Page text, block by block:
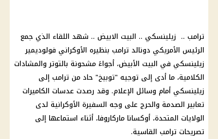
ترامب .. زيلينسكي .. البيت الابيض .. شهد اللقاء الذي جمع
الرئيس الأمريكي دونالد ترامب بنظيره الأوكراني فولوديمير
زيلينسكي في البيت الأبيض، أجواءً مشحونة بالتوتر والمشادات
الكلامية، ما أدى إلى توجيه "توبيخ" حاد من ترامب إلى
زيلينسكي أمام وسائل الإعلام. وقد رصدت عدسات الكاميرات
تعابير الصدمة والحرج على وجه السفيرة الأوكرانية لدى
الولايات المتحدة، أوكسانا ماركاروفا، أثناء استماعها إلى
تصريحات ترامب القاسية.